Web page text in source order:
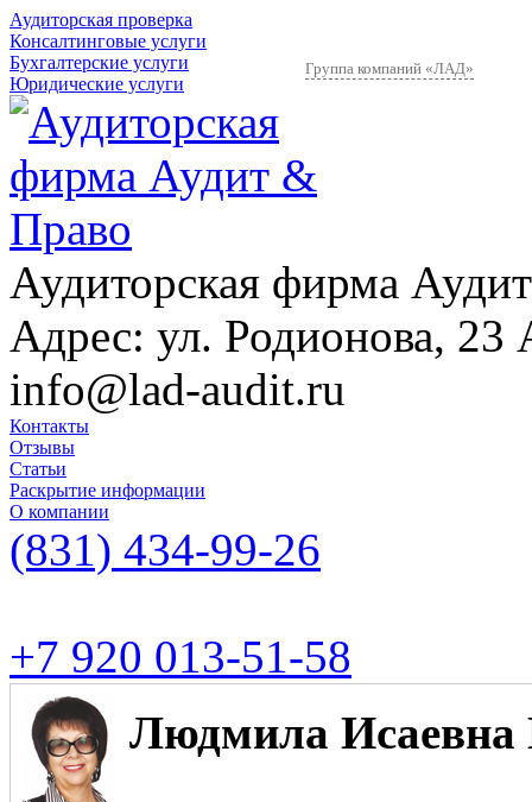
Аудиторская проверка
Консалтинговые услуги
Бухгалтерские услуги
Юридические услуги
Группа компаний «ЛАД»
Аудиторская фирма
Адрес: ул. Родионова, 23
info@lad-audit.ru
Контакты
Отзывы
Статьи
Раскрытие информации
О компании
(831) 434-99-26
+7 920 013-51-58
Людмила Исаевна